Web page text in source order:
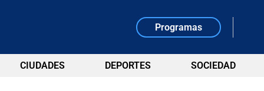
Programas
CIUDADES DEPORTES SOCIEDAD